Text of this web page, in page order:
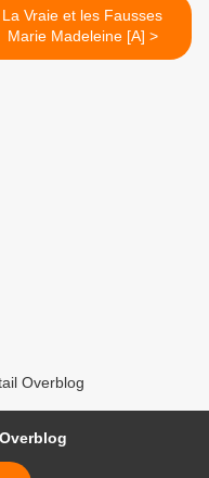
La Vraie et les Fausses
Marie Madeleine [A] >
Overblog